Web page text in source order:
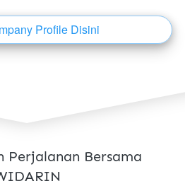
Profile Disini
Perjalanan Bersama